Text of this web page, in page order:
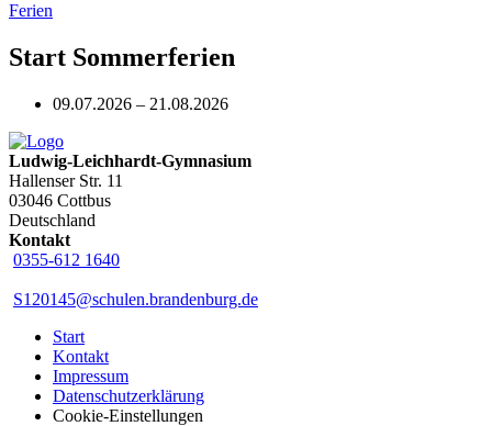
Ferien
Start Sommerferien
09.07.2026 – 21.08.2026
Ludwig-Leichhardt-Gymnasium
Hallenser Str. 11
03046 Cottbus
Deutschland
Kontakt
0355-612 1640
S120145@schulen.brandenburg.de
Start
Kontakt
Impressum
Datenschutzerklärung
Cookie-Einstellungen